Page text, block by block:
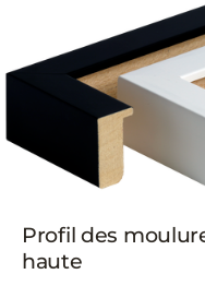
Profil des
haute